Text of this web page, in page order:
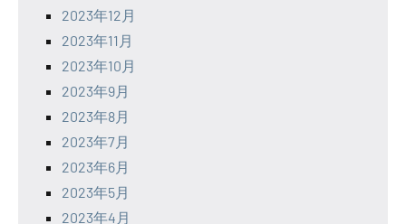
2023年12月
2023年11月
2023年10月
2023年9月
2023年8月
2023年7月
2023年6月
2023年5月
2023年4月